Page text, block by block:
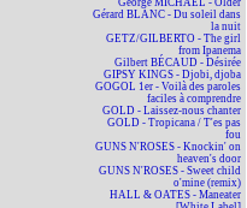
George MICHAEL - Older
Gérard BLANC - Du soleil dans
la nuit
GETZ/GILBERTO - The girl
from Ipanema
Gilbert BÉCAUD - Désirée
GIPSY KINGS - Djobi, djoba
GOGOL 1er - Voilà des paroles
faciles à comprendre
GOLD - Laissez-nous chanter
GOLD - Tropicana / T'es pas
fou
GUNS N'ROSES - Knockin' on
heaven's door
GUNS N'ROSES - Sweet child
o'mine (remix)
HALL & OATES - Maneater